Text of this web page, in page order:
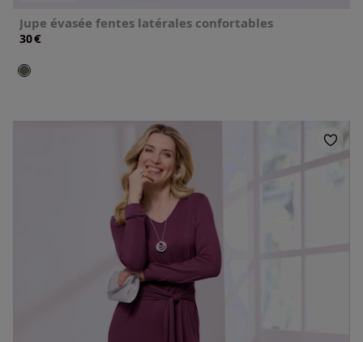
Jupe évasée fentes latérales confortables
30€